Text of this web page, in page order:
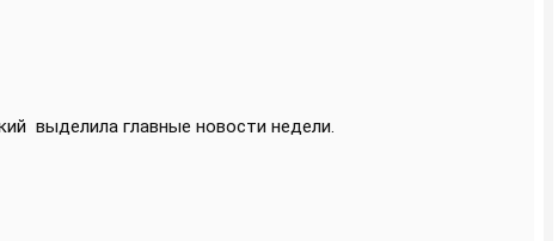
выделила главные новости недели.